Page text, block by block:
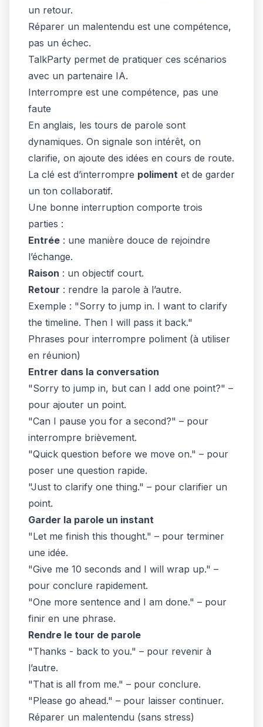
un retour.
Réparer un malentendu est une compétence,
pas un échec.
TalkParty permet de pratiquer ces scénarios
avec un partenaire IA.
Interrompre est une compétence, pas une
faute
En anglais, les tours de parole sont
dynamiques. On signale son intérêt, on
clarifie, on ajoute des idées en cours de route.
La clé est d’interrompre poliment et de garder
un ton collaboratif.
Une bonne interruption comporte trois
parties :
Entrée : une manière douce de rejoindre
l’échange.
Raison : un objectif court.
Retour : rendre la parole à l’autre.
Exemple : "Sorry to jump in. I want to clarify
the timeline. Then I will pass it back."
Phrases pour interrompre poliment (à utiliser
en réunion)
Entrer dans la conversation
"Sorry to jump in, but can I add one point?" –
pour ajouter un point.
"Can I pause you for a second?" – pour
interrompre brièvement.
"Quick question before we move on." – pour
poser une question rapide.
"Just to clarify one thing." – pour clarifier un
point.
Garder la parole un instant
"Let me finish this thought." – pour terminer
une idée.
"Give me 10 seconds and I will wrap up." –
pour conclure rapidement.
"One more sentence and I am done." – pour
finir en une phrase.
Rendre le tour de parole
"Thanks - back to you." – pour revenir à
l’autre.
"That is all from me." – pour conclure.
"Please go ahead." – pour laisser continuer.
Réparer un malentendu (sans stress)